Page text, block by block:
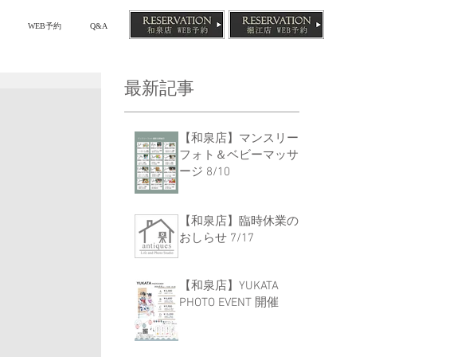
WEB予約 Q&A
最新記事
【和泉店】マンスリー
フォト＆ベビーマッサ
ージ 8/10
【和泉店】臨時休業の
おしらせ 7/17
【和泉店】YUKATA
PHOTO EVENT 開催